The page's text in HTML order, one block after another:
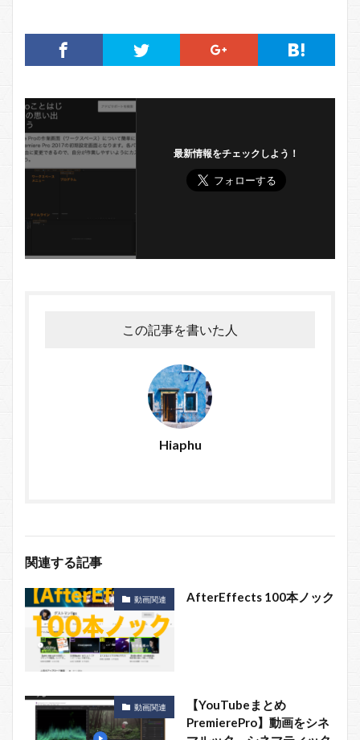
最新情報をチェックしよう！
この記事を書いた人
Hiaphu
関連する記事
動画関連 AfterEffects 100本ノック
動画関連
【YouTubeまとめ
PremierePro】動画をシネ